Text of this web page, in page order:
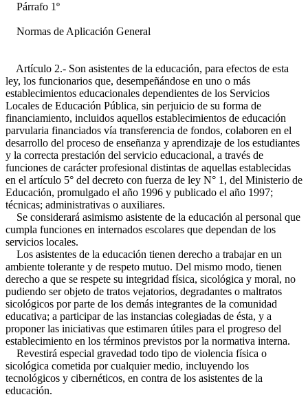
Párrafo 1º
Normas de Aplicación General
Artículo 2.- Son asistentes de la educación, para efectos de esta
ley, los funcionarios que, desempeñándose en uno o más
establecimientos educacionales dependientes de los Servicios
Locales de Educación Pública, sin perjuicio de su forma de
financiamiento, incluidos aquellos establecimientos de educación
parvularia financiados vía transferencia de fondos, colaboren en el
desarrollo del proceso de enseñanza y aprendizaje de los estudiantes
y la correcta prestación del servicio educacional, a través de
funciones de carácter profesional distintas de aquellas establecidas
en el artículo 5° del decreto con fuerza de ley N° 1, del Ministerio de
Educación, promulgado el año 1996 y publicado el año 1997;
técnicas; administrativas o auxiliares.
Se considerará asimismo asistente de la educación al personal que
cumpla funciones en internados escolares que dependan de los
servicios locales.
Los asistentes de la educación tienen derecho a trabajar en un
ambiente tolerante y de respeto mutuo. Del mismo modo, tienen
derecho a que se respete su integridad física, sicológica y moral, no
pudiendo ser objeto de tratos vejatorios, degradantes o maltratos
sicológicos por parte de los demás integrantes de la comunidad
educativa; a participar de las instancias colegiadas de ésta, y a
proponer las iniciativas que estimaren útiles para el progreso del
establecimiento en los términos previstos por la normativa interna.
Revestirá especial gravedad todo tipo de violencia física o
sicológica cometida por cualquier medio, incluyendo los
tecnológicos y cibernéticos, en contra de los asistentes de la
educación.